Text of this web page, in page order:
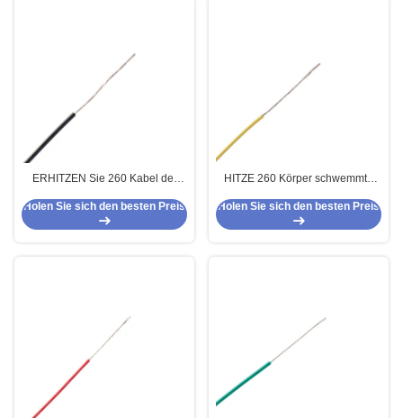
ERHITZEN Sie 260 Kabel der
angeschwemmtes hohen
Temperatur PTFE für
Holen Sie sich den besten Preis
HITZE 260 Körper schwemmte
AWG-Lehre13 für
Instrumentierung an
Holen Sie sich den besten Preis